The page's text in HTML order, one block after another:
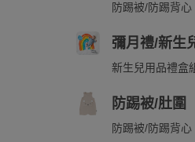
防踢被/防踢背心
彌月禮/新生
新生兒用品禮盒
防踢被/肚圍
防踢被/防踢背心